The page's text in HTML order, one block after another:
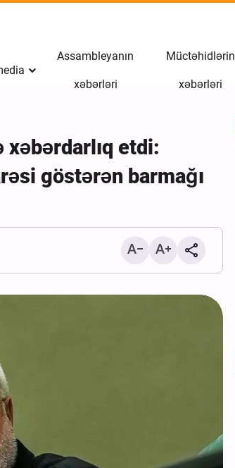
Assambleyanın
xəbərləri
Müctəhidlərin
xəbərləri
etdi:
göstərən barmağı
Xəbər